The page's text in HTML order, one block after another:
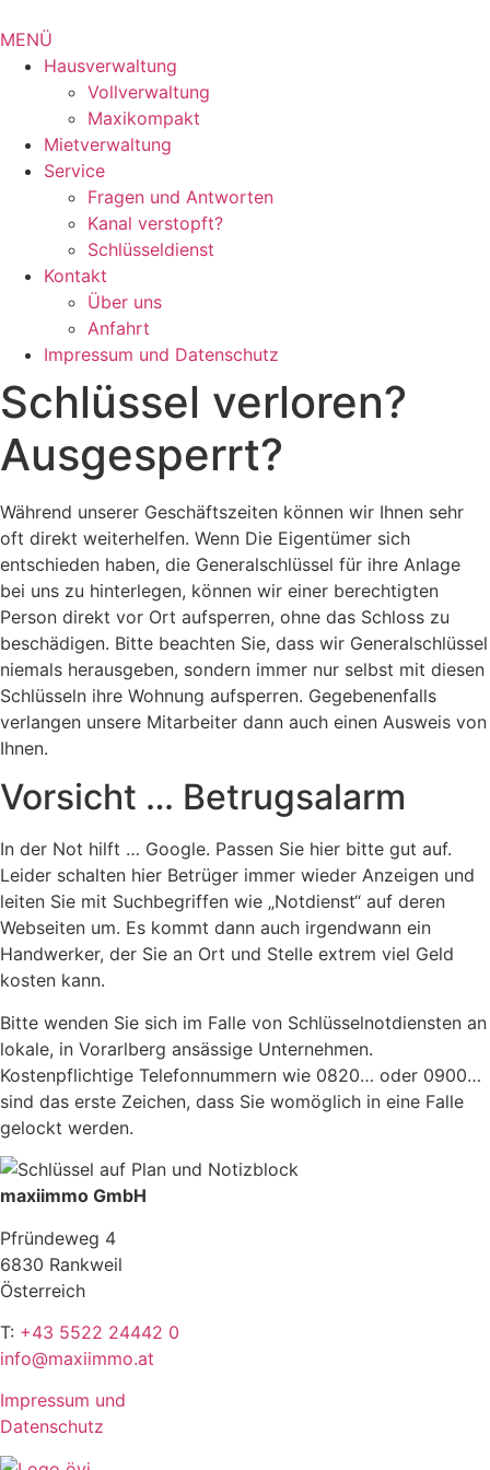
MENÜ
Hausverwaltung
Vollverwaltung
Maxikompakt
Mietverwaltung
Service
Fragen und Antworten
Kanal verstopft?
Schlüsseldienst
Kontakt
Über uns
Anfahrt
Impressum und Datenschutz
Schlüssel verloren?
Ausgesperrt?
Während unserer Geschäftszeiten können wir Ihnen sehr
oft direkt weiterhelfen. Wenn Die Eigentümer sich
entschieden haben, die Generalschlüssel für ihre Anlage
bei uns zu hinterlegen, können wir einer berechtigten
Person direkt vor Ort aufsperren, ohne das Schloss zu
beschädigen. Bitte beachten Sie, dass wir Generalschlüssel
niemals herausgeben, sondern immer nur selbst mit diesen
Schlüsseln ihre Wohnung aufsperren. Gegebenenfalls
verlangen unsere Mitarbeiter dann auch einen Ausweis von
Ihnen.
Vorsicht … Betrugsalarm
In der Not hilft … Google. Passen Sie hier bitte gut auf.
Leider schalten hier Betrüger immer wieder Anzeigen und
leiten Sie mit Suchbegriffen wie „Notdienst“ auf deren
Webseiten um. Es kommt dann auch irgendwann ein
Handwerker, der Sie an Ort und Stelle extrem viel Geld
kosten kann.
Bitte wenden Sie sich im Falle von Schlüsselnotdiensten an
lokale, in Vorarlberg ansässige Unternehmen.
Kostenpflichtige Telefonnummern wie 0820… oder 0900…
sind das erste Zeichen, dass Sie womöglich in eine Falle
gelockt werden.
maxiimmo GmbH
Pfründeweg 4
6830 Rankweil
Österreich
T: +43 5522 24442 0
info@maxiimmo.at
Impressum und
Datenschutz